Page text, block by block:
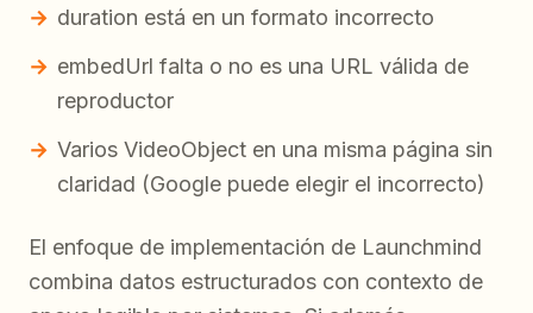
duration está en un formato incorrecto
embedUrl falta o no es una URL válida de
reproductor
Varios VideoObject en una misma página sin
claridad (Google puede elegir el incorrecto)
El enfoque de implementación de Launchmind
combina datos estructurados con contexto de